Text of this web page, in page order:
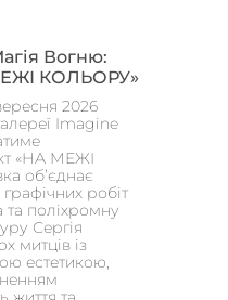
Вогню:
КОЛЬОРУ»
2026
Imagine
«НА МЕЖІ
об’єднає
робіт
та поліхромну
Сергія
митців із
естетикою,